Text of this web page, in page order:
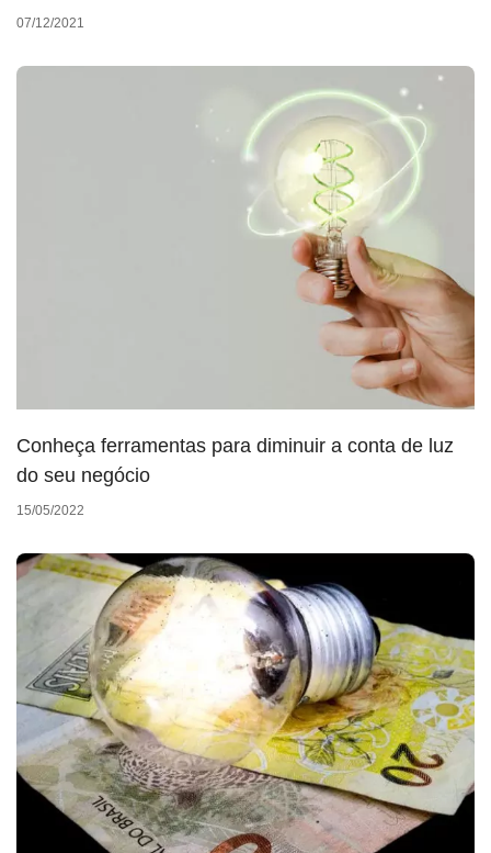
07/12/2021
Conheça ferramentas para diminuir a conta de luz
do seu negócio
15/05/2022